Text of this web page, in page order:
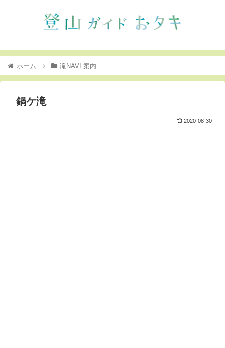
ホーム 滝NAVI 案内
鍋ケ滝
2020-08-30